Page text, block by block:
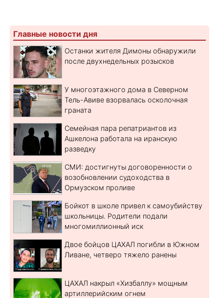
Главные новости дня
Останки жителя Димоны обнаружили
после двухнедельных розысков
У многоэтажного дома в Северном
Тель-Авиве взорвалась осколочная
граната
Семейная пара репатриантов из
Ашкелона работала на иранскую
разведку
СМИ: достигнуты договоренности о
возобновлении судоходства в
Ормузском проливе
Бойкот в школе привел к самоубийству
школьницы. Родители подали
многомиллионный иск
Двое бойцов ЦАХАЛ погибли в Южном
Ливане, четверо тяжело ранены
ЦАХАЛ накрыл «Хизбаллу» мощным
артиллерийским огнем